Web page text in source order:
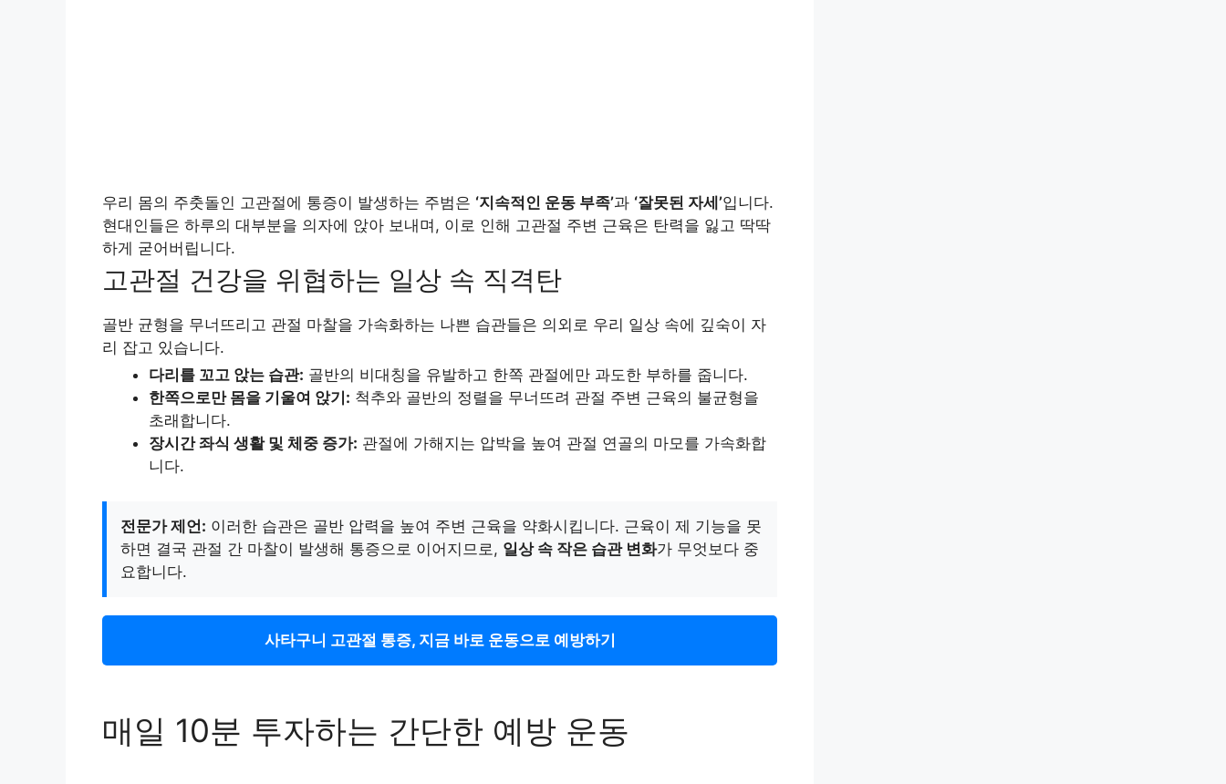
우리 몸의 주춧돌인 고관절에 통증이 발생하는 주범은 ‘지속적인 운동 부족’과 ‘잘못된 자세’입니다.
현대인들은 하루의 대부분을 의자에 앉아 보내며, 이로 인해 고관절 주변 근육은 탄력을 잃고 딱딱
하게 굳어버립니다.
고관절 건강을 위협하는 일상 속 직격탄
골반 균형을 무너뜨리고 관절 마찰을 가속화하는 나쁜 습관들은 의외로 우리 일상 속에 깊숙이 자
리 잡고 있습니다.
다리를 꼬고 앉는 습관: 골반의 비대칭을 유발하고 한쪽 관절에만 과도한 부하를 줍니다.
한쪽으로만 몸을 기울여 앉기: 척추와 골반의 정렬을 무너뜨려 관절 주변 근육의 불균형을
초래합니다.
장시간 좌식 생활 및 체중 증가: 관절에 가해지는 압박을 높여 관절 연골의 마모를 가속화합
니다.
전문가 제언: 이러한 습관은 골반 압력을 높여 주변 근육을 약화시킵니다. 근육이 제 기능을 못
하면 결국 관절 간 마찰이 발생해 통증으로 이어지므로, 일상 속 작은 습관 변화가 무엇보다 중
요합니다.
사타구니 고관절 통증, 지금 바로 운동으로 예방하기
매일 10분 투자하는 간단한 예방 운동